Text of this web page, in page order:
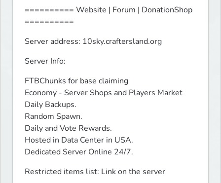
========== Website | Forum | DonationShop
==========
Server address: 10sky.craftersland.org
Server Info:
FTBChunks for base claiming
Economy - Server Shops and Players Market
Daily Backups.
Random Spawn.
Daily and Vote Rewards.
Hosted in Data Center in USA.
Dedicated Server Online 24/7.
Restricted items list: Link on the server